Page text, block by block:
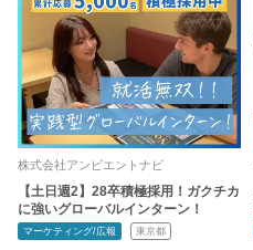
株式会社アンビエントナビ
【土日週2】28卒積極採用！ガクチカ
に強いグローバルインターン！
マーケティング/広報 東京都